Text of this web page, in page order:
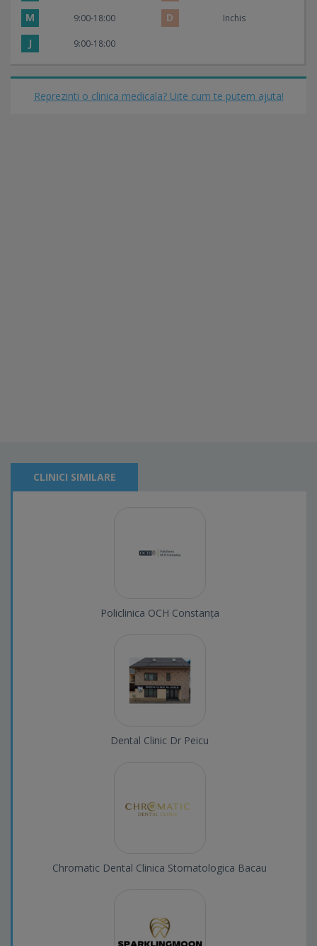
M 9:00-18:00 D Inchis
J 9:00-18:00
Reprezinti o clinica medicala? Uite cum te putem ajuta!
CLINICI SIMILARE
Policlinica OCH Constanța
Dental Clinic Dr Peicu
Chromatic Dental Clinica Stomatologica Bacau